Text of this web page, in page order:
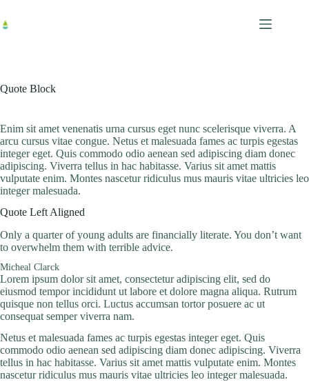
至
容
Quote Block
Enim sit amet venenatis urna cursus eget nunc scelerisque viverra. A
arcu cursus vitae congue. Netus et malesuada fames ac turpis egestas
integer eget. Quis commodo odio aenean sed adipiscing diam donec
adipiscing. Viverra tellus in hac habitasse. Varius sit amet mattis
vulputate enim. Montes nascetur ridiculus mus mauris vitae ultricies leo
integer malesuada.
Quote Left Aligned
Only a quarter of young adults are financially literate. You don’t want
to overwhelm them with terrible advice.
Micheal Clarck
Lorem ipsum dolor sit amet, consectetur adipiscing elit, sed do
eiusmod tempor incididunt ut labore et dolore magna aliqua. Rutrum
quisque non tellus orci. Luctus accumsan tortor posuere ac ut
consequat semper viverra nam.
Netus et malesuada fames ac turpis egestas integer eget. Quis
commodo odio aenean sed adipiscing diam donec adipiscing. Viverra
tellus in hac habitasse. Varius sit amet mattis vulputate enim. Montes
nascetur ridiculus mus mauris vitae ultricies leo integer malesuada.